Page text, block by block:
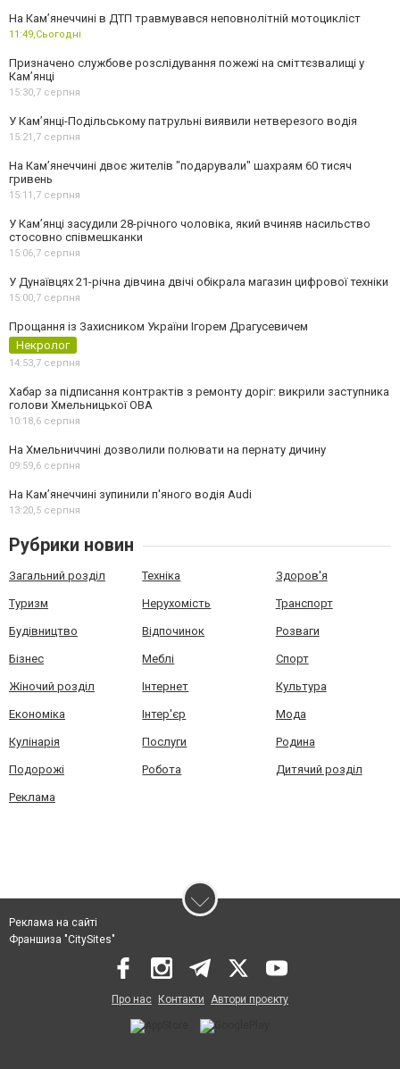
На Кам’янеччині в ДТП травмувався неповнолітній мотоцикліст
11:49,Сьогодні
Призначено службове розслідування пожежі на сміттєзвалищі у
Кам’янці
15:30,7 серпня
У Кам’янці-Подільському патрульні виявили нетверезого водія
15:21,7 серпня
На Камʼянеччині двоє жителів "подарували" шахраям 60 тисяч
гривень
15:11,7 серпня
У Камʼянці засудили 28-річного чоловіка, який вчиняв насильство
стосовно співмешканки
15:06,7 серпня
У Дунаївцях 21-річна дівчина двічі обікрала магазин цифрової техніки
15:00,7 серпня
Прощання із Захисником України Ігорем Драгусевичем
Некролог
14:53,7 серпня
Хабар за підписання контрактів з ремонту доріг: викрили заступника
голови Хмельницької ОВА
10:18,6 серпня
На Хмельниччині дозволили полювати на пернату дичину
09:59,6 серпня
На Камʼянеччині зупинили п'яного водія Audi
13:20,5 серпня
Рубрики новин
Загальний розділ Техніка Здоров'я
Туризм Нерухомість Транспорт
Будівництво Відпочинок Розваги
Бізнес Меблі Спорт
Жіночий розділ Інтернет Культура
Економіка Інтер'єр Мода
Кулінарія Послуги Родина
Подорожі Робота Дитячий розділ
Реклама
Реклама на сайті
Франшиза "CitySites"
Про нас Контакти Автори проєкту